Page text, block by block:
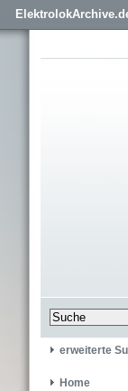
erweiterte
Home